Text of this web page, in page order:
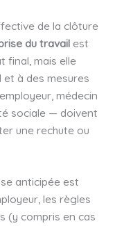
de la clôture
du travailest
final, mais elle
à des mesures
médecin
sociale — doivent
une rechute ou
anticipée est
les règles
(y compris en cas